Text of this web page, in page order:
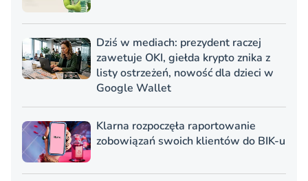
Dziś w mediach: prezydent raczej
zawetuje OKI, giełda krypto znika z
listy ostrzeżeń, nowość dla dzieci w
Google Wallet
Klarna rozpoczęła raportowanie
zobowiązań swoich klientów do BIK-u